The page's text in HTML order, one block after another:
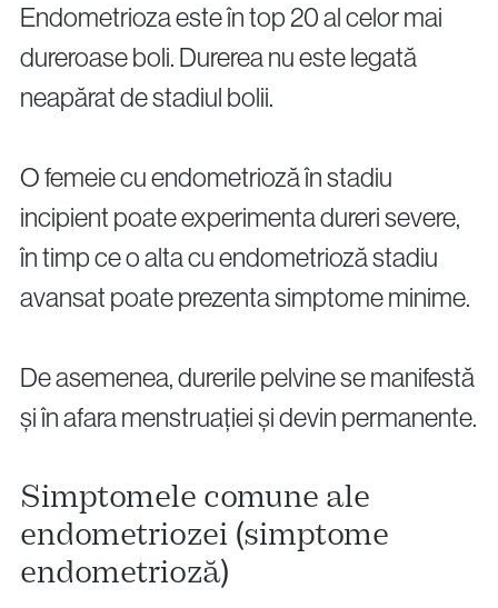
Endometrioza este în top 20 al celor mai
dureroase boli. Durerea nu este legată
neapărat de stadiul bolii.
O femeie cu endometrioză în stadiu
incipient poate experimenta dureri severe,
în timp ce o alta cu endometrioză stadiu
avansat poate prezenta simptome minime.
De asemenea, durerile pelvine se manifestă
și în afara menstruației și devin permanente.
Simptomele comune ale
endometriozei (simptome
endometrioză)